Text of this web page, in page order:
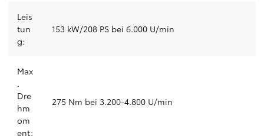
Leis
tun
g:
153 kW/208 PS bei 6.000 U/min
Max
.
Dre
hm
om
ent:
275 Nm bei 3.200-4.800 U/min